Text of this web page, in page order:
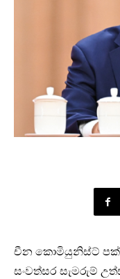
චීන කොමියුනිස්ට්
සංවත්සර සැමරුම්